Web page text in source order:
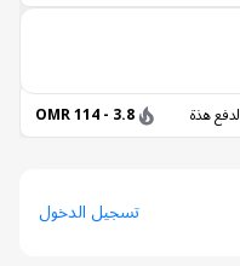
تسجيل الدخول